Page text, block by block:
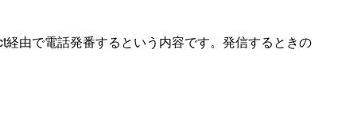
由で電話発番するという内容です。発信するときの